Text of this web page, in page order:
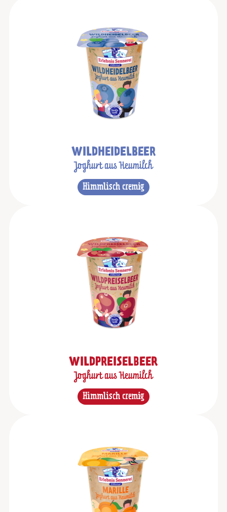
WILDHEIDELBEER
Joghurt aus Heumilch
Himmlisch cremig
WILDPREISELBEER
Joghurt aus Heumilch
Himmlisch cremig